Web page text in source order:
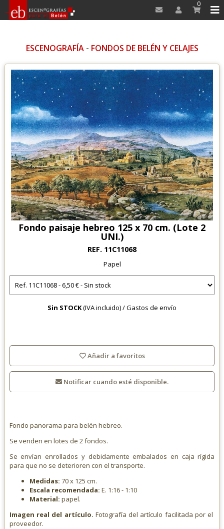
0
ESCENOGRAFÍA- FONDOS DE BELÉN Y CELAJES
Fondo paisaje hebreo 125 x 70 cm. (Lote 2
UNI.)
REF. 11C11068
Papel
Sin STOCK(IVA incluido) /Gastos de envío
Añadir a favoritos
Notificar cuando esté disponible.
Fondo panorama para belén hebreo.
Se venden en lotes de 2 fondos.
Se envían enrollados y debidamente embalados en caja rígida
para que no se deterioren con el transporte.
Medidas: 70 x 125 cm.
Escala recomendada: E. 1:16 - 1:10
Material: papel.
Imagen real del artículo. Fotografía del artículo facilitada por el
proveedor.